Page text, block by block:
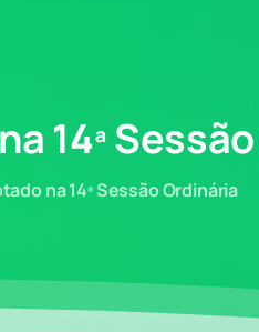
na 14ªSessão
na 14ª Sessão Ordinária